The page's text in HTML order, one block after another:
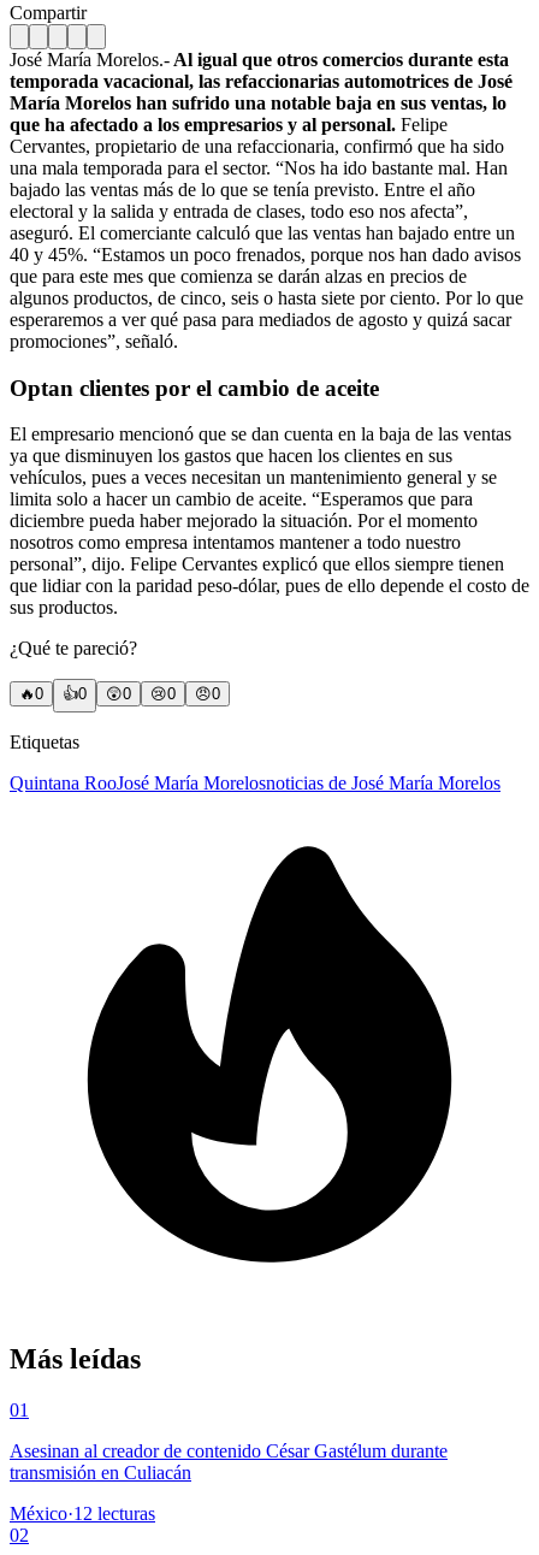
Compartir
José María Morelos.- Al igual que otros comercios durante esta
temporada vacacional, las refaccionarias automotrices de José
María Morelos han sufrido una notable baja en sus ventas, lo
que ha afectado a los empresarios y al personal. Felipe
Cervantes, propietario de una refaccionaria, confirmó que ha sido
una mala temporada para el sector. “Nos ha ido bastante mal. Han
bajado las ventas más de lo que se tenía previsto. Entre el año
electoral y la salida y entrada de clases, todo eso nos afecta”,
aseguró. El comerciante calculó que las ventas han bajado entre un
40 y 45%. “Estamos un poco frenados, porque nos han dado avisos
que para este mes que comienza se darán alzas en precios de
algunos productos, de cinco, seis o hasta siete por ciento. Por lo que
esperaremos a ver qué pasa para mediados de agosto y quizá sacar
promociones”, señaló.
Optan clientes por el cambio de aceite
El empresario mencionó que se dan cuenta en la baja de las ventas
ya que disminuyen los gastos que hacen los clientes en sus
vehículos, pues a veces necesitan un mantenimiento general y se
limita solo a hacer un cambio de aceite. “Esperamos que para
diciembre pueda haber mejorado la situación. Por el momento
nosotros como empresa intentamos mantener a todo nuestro
personal”, dijo. Felipe Cervantes explicó que ellos siempre tienen
que lidiar con la paridad peso-dólar, pues de ello depende el costo de
sus productos.
¿Qué te pareció?
🔥0 👍0 😲0 😢0 😠0
Etiquetas
Quintana RooJosé María Morelosnoticias de José María Morelos
Más leídas
01
Asesinan al creador de contenido César Gastélum durante
transmisión en Culiacán
México·12 lecturas
02